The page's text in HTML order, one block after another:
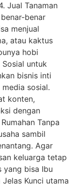
Jual Tanaman
benar
menjual
atau kaktus
hobi
untuk
bisnis inti
sosial.
konten,
dengan
Tanpa
sambil
Agar
keluarga tetap
bisa Ibu
Kunci utama